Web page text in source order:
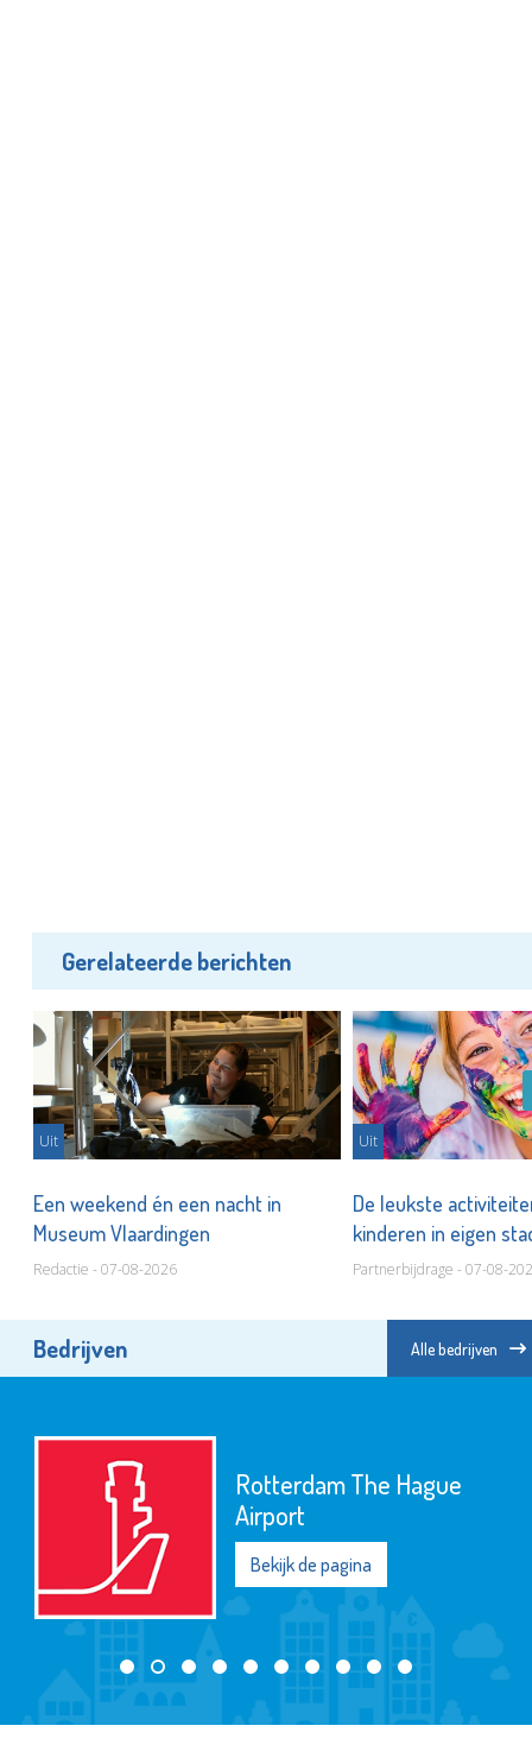
Gerelateerde berichten
Uit
Een weekend én een nacht in
Museum Vlaardingen
Redactie - 07-08-2026
Uit
De leukste
kinderen in eigen
Partnerbijdrage - 07-08-
Bedrijven Alle bedrijven
Rotterdam The Hague
Airport
Bekijk de pagina